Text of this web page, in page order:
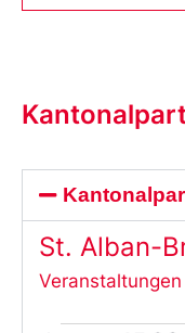
St. Alban-
Veranstaltungen